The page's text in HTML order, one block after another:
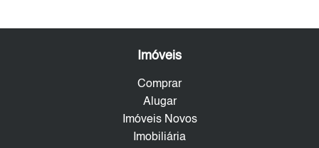
Imóveis
Comprar
Alugar
Imóveis Novos
Imobiliária